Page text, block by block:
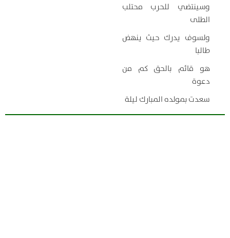
وسينتضي للحرب محتلب
الطلى
ولسوف يدرك حيث ينهض
طالبا
هو قائم بالحق كم من
دعوة
سعدت بمولده المبارك ليلة